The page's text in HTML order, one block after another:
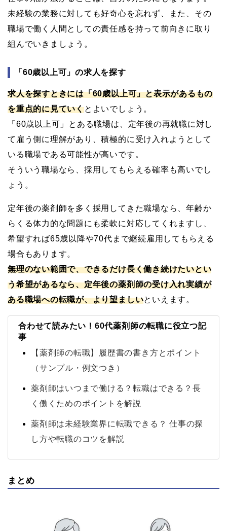
未経験の業務に対しても好奇心を忘れず、また、その
職場で働く人間としての責任感を持って前向きに取り
組んでいきましょう。
「60歳以上可」の求人を探す
求人を探すときには「60歳以上可」と表示があるもの
を重点的に見ていくとよいでしょう。
「60歳以上可」とある職場は、定年後の再就職に対し
て雇う側に理解があり、積極的に受け入れようとして
いる職場である可能性が高いです。
そういう職場なら、採用してもらえる確率も高いでし
ょう。
定年後の薬剤師を多く採用してきた職場なら、年齢か
らくる体力的な問題にも柔軟に対応してくれますし、
希望すれば65歳以降や70代まで継続雇用してもらえる
場合もあります。
無理のない範囲で、できるだけ長く働き続けたいとい
う希望があるなら、定年後の薬剤師の受け入れ実績が
ある職場への転職が、より望ましいといえます。
合わせて読みたい！60代薬剤師の転職に役立つ記
事
【薬剤師の転職】履歴書の書き方とポイント
（サンプル・例文つき）
薬剤師はいつまで働ける？転職はできる？長
く働くためのポイントを解説
薬剤師は未経験業界に転職できる？ 仕事の探
し方や転職のコツを解説
まとめ